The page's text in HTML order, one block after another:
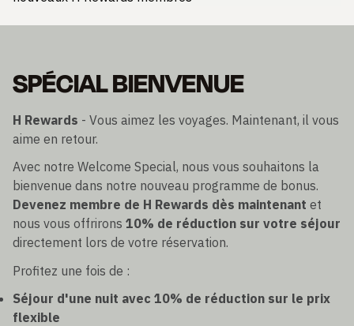
SPÉCIAL BIENVENUE
H Rewards - Vous aimez les voyages. Maintenant, il vous
aime en retour.
Avec notre Welcome Special, nous vous souhaitons la
bienvenue dans notre nouveau programme de bonus.
Devenez membre de H Rewards dès maintenant et
nous vous offrirons 10% de réduction sur votre séjour
directement lors de votre réservation.
Profitez une fois de :
Séjour d'une nuit avec 10% de réduction sur le prix
flexible